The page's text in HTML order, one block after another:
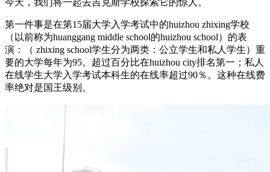
第一件事是在第15届大学入学考试中的huizhou zhixing学校
（以前称为huanggang middle school的huizhou school）的表
演：（ zhixing school学生分为两类：公立学生和私人学生）重
要的大学每年为95。超过百分比在huizhou city排名第一；私人
在线学生大学入学考试本科生的在线率超过90％。这种在线费
率绝对是国王级别。